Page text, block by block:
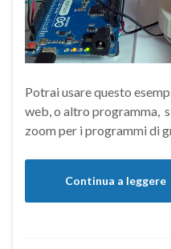
Potrai usare questo
web, o altro programma,
zoom per i programmi di
Continua a leggere